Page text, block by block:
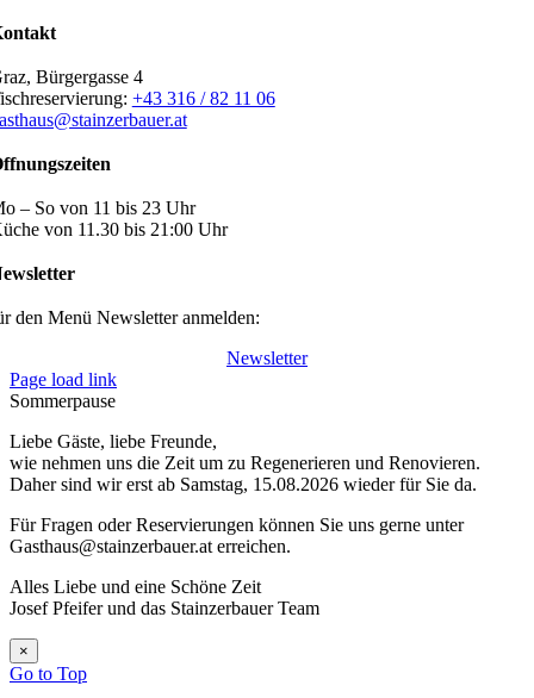
Bürgergasse 4
+43 316 / 82 11 06
– So von 11 bis 23 Uhr
von 11.30 bis 21:00 Uhr
den Menü Newsletter anmelden:
Newsletter
Page load link
Sommerpause
Liebe Gäste, liebe Freunde,
wie nehmen uns die Zeit um zu Regenerieren und Renovieren.
Daher sind wir erst ab Samstag, 15.08.2026 wieder für Sie da.
Für Fragen oder Reservierungen können Sie uns gerne unter
Gasthaus@stainzerbauer.at erreichen.
Alles Liebe und eine Schöne Zeit
Josef Pfeifer und das Stainzerbauer Team
×
Go to Top